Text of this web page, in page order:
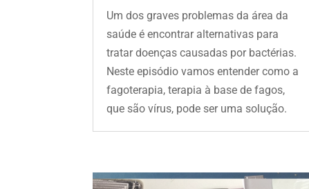
Um dos graves problemas da área da
saúde é encontrar alternativas para
tratar doenças causadas por bactérias.
Neste episódio vamos entender como a
fagoterapia, terapia à base de fagos,
que são vírus, pode ser uma solução.